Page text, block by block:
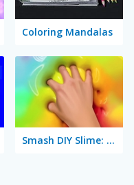
Coloring Mandalas
Smash DIY Slime: Fidget Slimy